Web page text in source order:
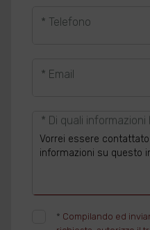
* Telefono
* Email
* Di quali informazioni
* Compilando ed